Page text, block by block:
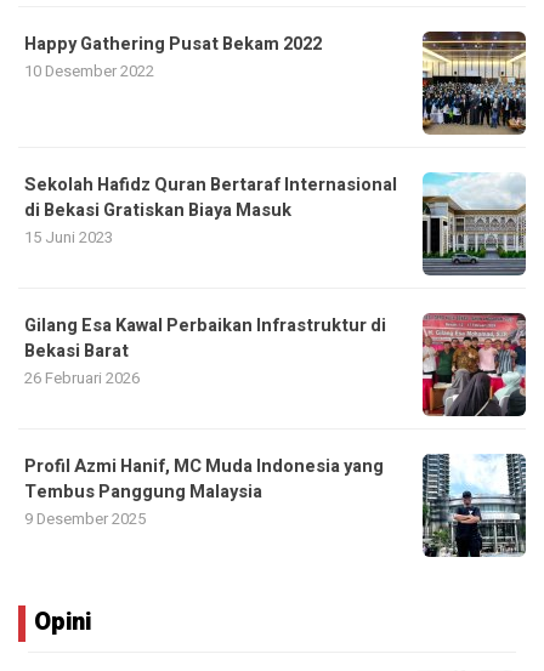
Happy Gathering Pusat Bekam 2022
10 Desember 2022
Sekolah Hafidz Quran Bertaraf Internasional
di Bekasi Gratiskan Biaya Masuk
15 Juni 2023
Gilang Esa Kawal Perbaikan Infrastruktur di
Bekasi Barat
26 Februari 2026
Profil Azmi Hanif, MC Muda Indonesia yang
Tembus Panggung Malaysia
9 Desember 2025
Opini